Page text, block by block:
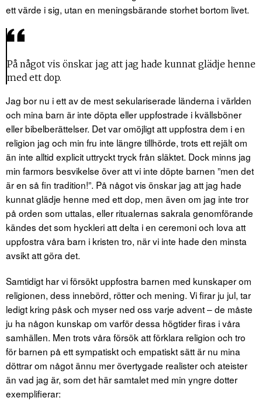
ett värde i sig, utan en meningsbärande storhet bortom livet.
På något vis önskar jag att jag hade kunnat glädje henne
med ett dop.
Jag bor nu i ett av de mest sekulariserade länderna i världen
och mina barn är inte döpta eller uppfostrade i kvällsböner
eller bibelberättelser. Det var omöjligt att uppfostra dem i en
religion jag och min fru inte längre tillhörde, trots ett rejält om
än inte alltid explicit uttryckt tryck från släktet. Dock minns jag
min farmors besvikelse över att vi inte döpte barnen ”men det
är en så fin tradition!”. På något vis önskar jag att jag hade
kunnat glädje henne med ett dop, men även om jag inte tror
på orden som uttalas, eller ritualernas sakrala genomförande
kändes det som hyckleri att delta i en ceremoni och lova att
uppfostra våra barn i kristen tro, när vi inte hade den minsta
avsikt att göra det.
Samtidigt har vi försökt uppfostra barnen med kunskaper om
religionen, dess innebörd, rötter och mening. Vi firar ju jul, tar
ledigt kring påsk och myser ned oss varje advent – de måste
ju ha någon kunskap om varför dessa högtider firas i våra
samhällen. Men trots våra försök att förklara religion och tro
för barnen på ett sympatiskt och empatiskt sätt är nu mina
döttrar om något ännu mer övertygade realister och ateister
än vad jag är, som det här samtalet med min yngre dotter
exemplifierar: